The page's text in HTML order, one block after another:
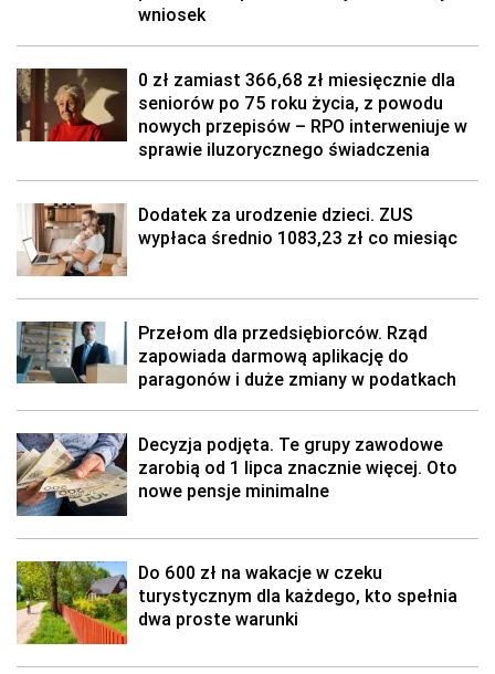
wniosek
0 zł zamiast 366,68 zł miesięcznie dla
seniorów po 75 roku życia, z powodu
nowych przepisów – RPO interweniuje w
sprawie iluzorycznego świadczenia
Dodatek za urodzenie dzieci. ZUS
wypłaca średnio 1083,23 zł co miesiąc
Przełom dla przedsiębiorców. Rząd
zapowiada darmową aplikację do
paragonów i duże zmiany w podatkach
Decyzja podjęta. Te grupy zawodowe
zarobią od 1 lipca znacznie więcej. Oto
nowe pensje minimalne
Do 600 zł na wakacje w czeku
turystycznym dla każdego, kto spełnia
dwa proste warunki